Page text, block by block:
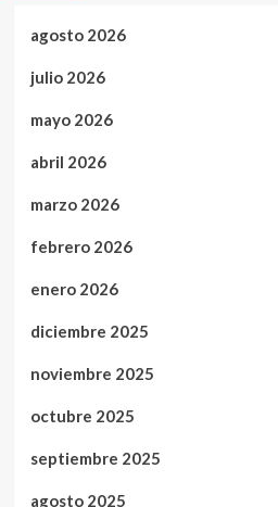
agosto 2026
julio 2026
mayo 2026
abril 2026
marzo 2026
febrero 2026
enero 2026
diciembre 2025
noviembre 2025
octubre 2025
septiembre 2025
agosto 2025